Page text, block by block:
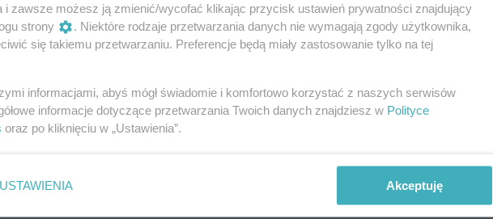
kłamiąc, że w budynku dzieje się coś
i już wyrobiłyście sobie o mnie zdanie. Zimny,
i zaniedbujący dziecko. Może i tak, ale mam swoje
małżeństwo nie jest sielanką. Wiem, każdy tak
była po drugiej stronie miasta, a Justyna
zadymionego lokalu, już tam była. Jak zawsze
jasnymi włosami i jak zawsze naburmuszona.
usuwając torebkę z miejsca obok.
i zawsze możesz ją zmienić/wycofać klikając przycisk ustawień prywatności znajdujący
strony
. Niektóre rodzaje przetwarzania danych nie wymagają zgody użytkownika,
się takiemu przetwarzaniu. Preferencje będą miały zastosowanie tylko na tej
informacjami, abyś mógł świadomie i komfortowo korzystać z naszych serwisów
informacje dotyczące przetwarzania Twoich danych znajdziesz w Polityce
oraz po kliknięciu w „Ustawienia”.
USTAWIENIA Akceptuję